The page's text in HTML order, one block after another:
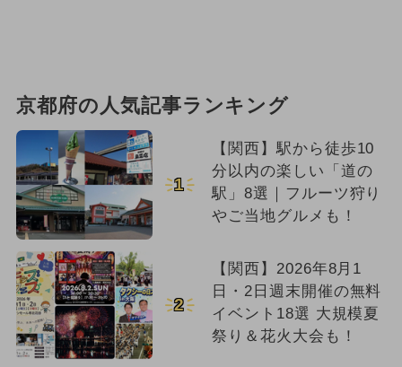
京都府の人気記事ランキング
1
【関西】駅から徒歩10
分以内の楽しい「道の
駅」8選｜フルーツ狩り
やご当地グルメも！
2
【関西】2026年8月1
日・2日週末開催の無料
イベント18選 大規模夏
祭り＆花火大会も！